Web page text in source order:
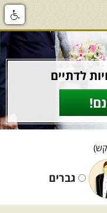
לדתיים
גברים